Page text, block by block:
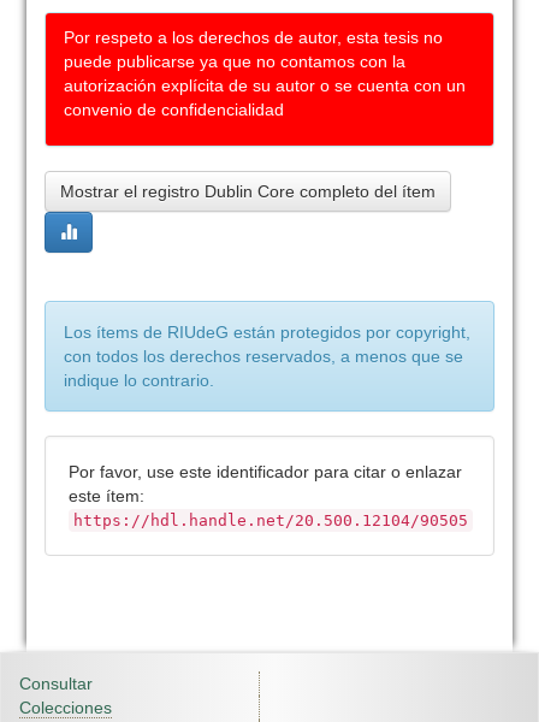
Por respeto a los derechos de autor, esta tesis no
puede publicarse ya que no contamos con la
autorización explícita de su autor o se cuenta con un
convenio de confidencialidad
Mostrar el registro Dublin Core completo del ítem
Los ítems de RIUdeG están protegidos por copyright,
con todos los derechos reservados, a menos que se
indique lo contrario.
Por favor, use este identificador para citar o enlazar
este ítem:
https://hdl.handle.net/20.500.12104/90505
Consultar
Colecciones